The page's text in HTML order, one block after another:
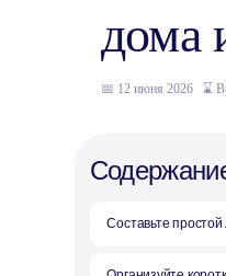
дома
📅 12 июня 2026 ⌛
Содержание